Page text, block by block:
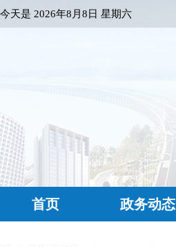
今天是 2026年8月8日 星期六
首页 政务动态